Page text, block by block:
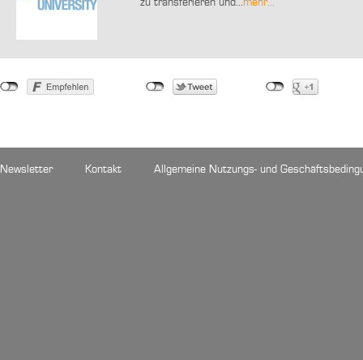
zu transferieren und...mehr...
Newsletter Kontakt Allgemeine Nutzungs- und